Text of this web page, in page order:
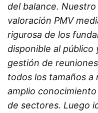
del balance.
valoración PMV
rigurosa de los
disponible al público
gestión de
todos los tamaños a
amplio
de sectores. Luego